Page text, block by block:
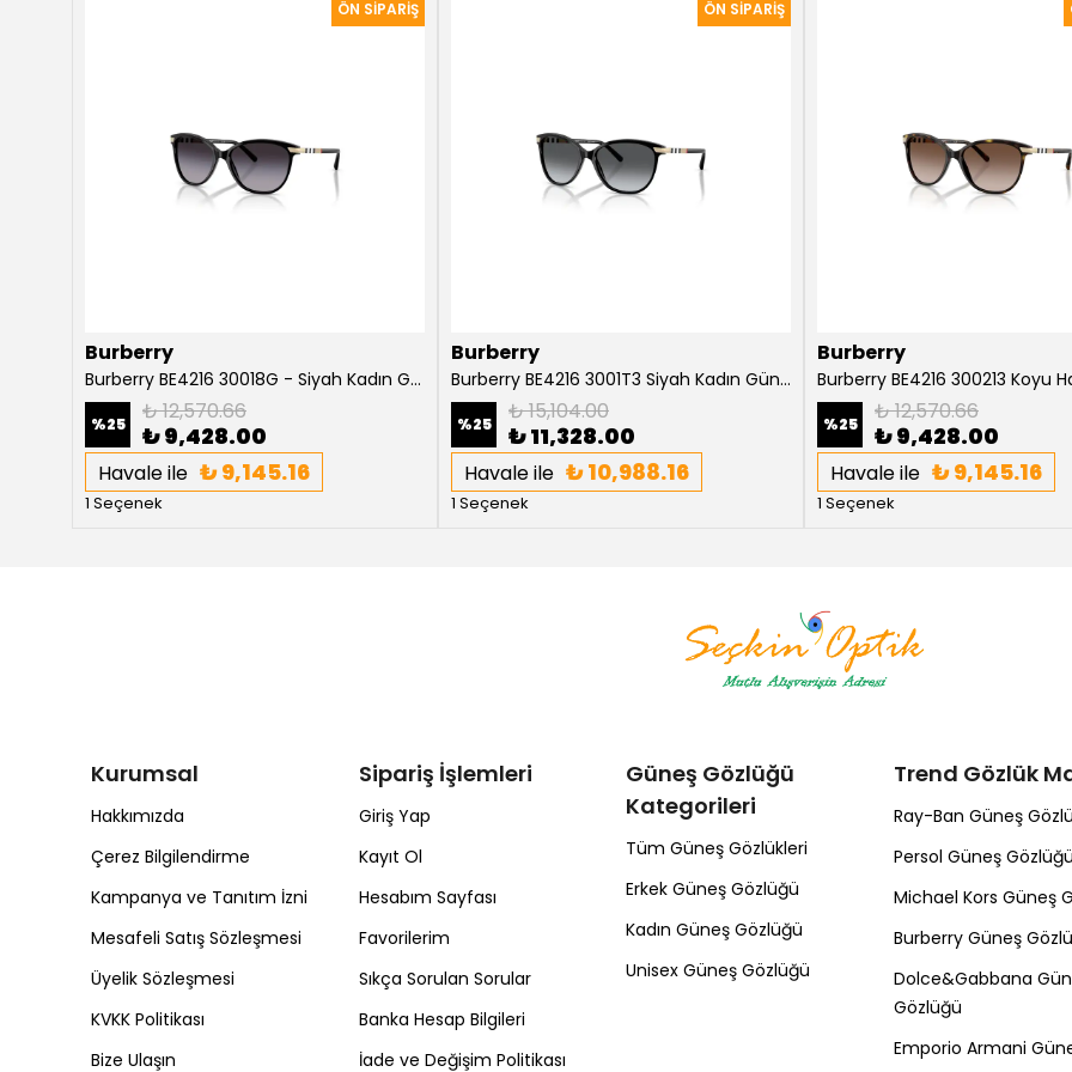
Burberry
Burberry BE4216 30018G - Siyah Kadın Güneş Gözlüğü
%25 ₺ 12,570.66
₺ 9,428.00
Havale ile ₺ 9,145.16
1 Seçenek
Burberry
Burberry BE4216 3001T3 Siyah Kadın Güneş Gözlüğü
%25 ₺ 15,104.00
₺ 11,328.00
Havale ile ₺ 10,988.16
1 Seçenek
Burberry
%25 ₺ 12,570.66
₺ 9,428.00
Havale ile ₺ 9,145.16
1 Seçenek
Kurumsal
Hakkımızda
Çerez Bilgilendirme
Kampanya ve Tanıtım İzni
Mesafeli Satış Sözleşmesi
Üyelik Sözleşmesi
KVKK Politikası
Bize Ulaşın
Sipariş İşlemleri
Giriş Yap
Kayıt Ol
Hesabım Sayfası
Favorilerim
Sıkça Sorulan Sorular
Banka Hesap Bilgileri
İade ve Değişim Politikası
Güneş Gözlüğü
Kategorileri
Tüm Güneş Gözlükleri
Erkek Güneş Gözlüğü
Kadın Güneş Gözlüğü
Unisex Güneş Gözlüğü
Trend Gözlük
Ray-Ban Güneş
Persol Güneş Gözlüğü
Michael Kors Güneş
Burberry Güneş
Dolce&Gabbana
Gözlüğü
Emporio Armani